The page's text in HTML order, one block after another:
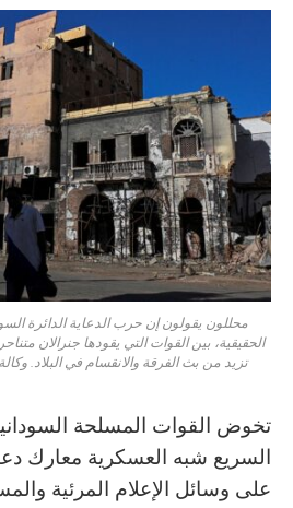
محللون يقولون إن حرب الدعاية الدائرة
الحقيقية، بين القوات التي يقودها جنرالان
تزيد من بث الفرقة والانقسام في البلاد.
تخوض القوات المسلحة
السريع شبه العسكرية معارك
على وسائل الإعلام المرئية